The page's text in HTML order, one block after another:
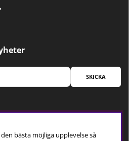
SKICKA
bästa möjliga upplevelse så